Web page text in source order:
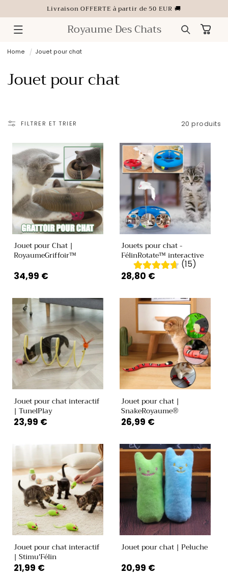
AU
CONTENU
Livraison OFFERTE à partir de 50 EUR 🚚
Royaume Des Chats Panier
Home Jouet pour chat
C
l
e
c
o
Jouet pour chat
FILTRER ET TRIER 20 produits
Jouet pour Chat |
RoyaumeGriffoir™
Prix
34,99 €
Variante
épuisée
indisponible
Variante
épuisée
indisponible
Variante
épuisée
indisponible
Jouets pour chat -
FélinRotate™ interactive
(15)
Prix
28,80 €
Jouet pour chat interactif
| TunelPlay
Prix
23,99 €
Jouet pour chat |
SnakeRoyaume®
Prix
26,99 €
Jouet pour chat interactif
| Stimu'Félin
Prix
21,99 €
Jouet pour chat | Peluche
Prix
20,99 €